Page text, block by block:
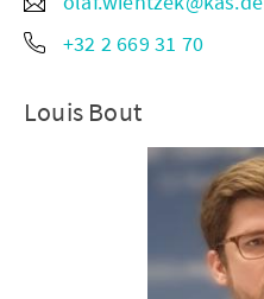
+32 2 669 31 70
Louis Bout